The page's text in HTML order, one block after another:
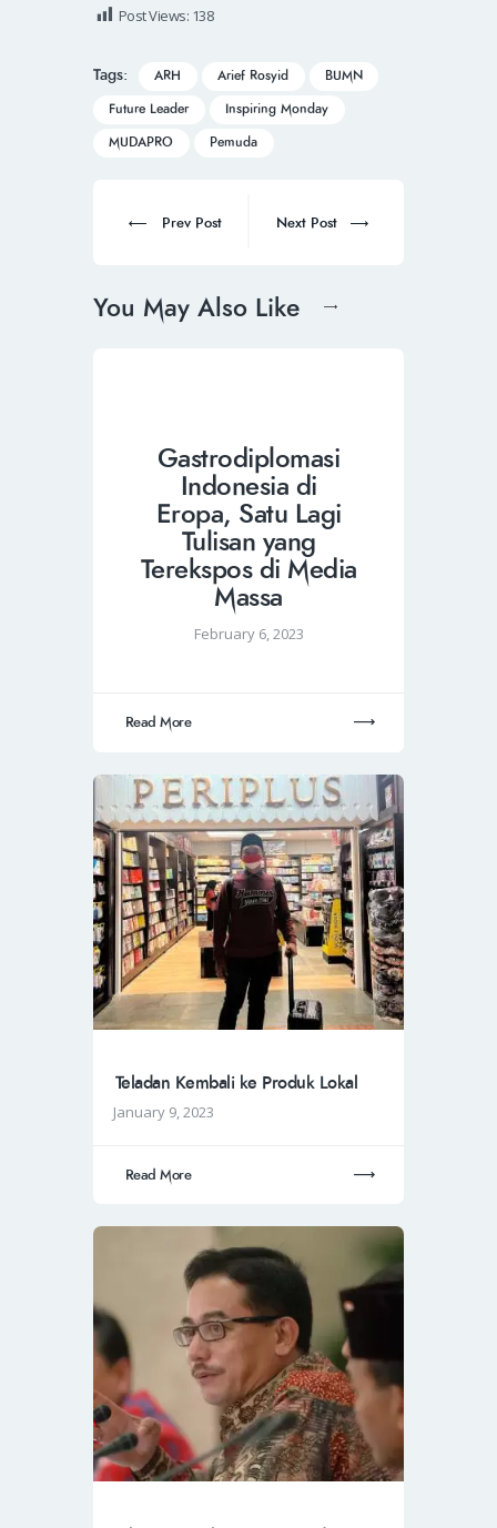
Post Views: 138
Tags: ARH Arief Rosyid
BUMN
Future Leader
Inspiring Monday
MUDAPRO
Pemuda
Prev Post Next Post
You May Also Like
Gastrodiplomasi
Indonesia di
Eropa, Satu Lagi
Tulisan yang
Terekspos di Media
Massa
February 6, 2023
Read More
Teladan Kembali ke Produk Lokal
January 9, 2023
Read More